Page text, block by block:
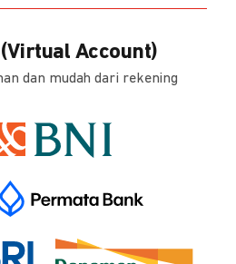
Account)
dan mudah dari rekening